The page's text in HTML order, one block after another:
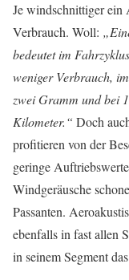
Je windschnittiger ein
Verbrauch. Woll:
bedeutet im
weniger Verbrauch,
zwei Gramm und bei
Kilometer.“ Doch
profitieren von der
geringe
Windgeräusche
Passanten.
ebenfalls in fast allen
in seinem Segment